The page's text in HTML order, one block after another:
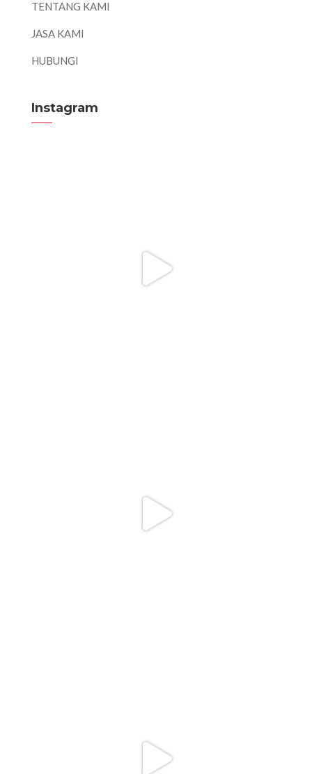
TENTANG KAMI
JASA KAMI
HUBUNGI
Instagram